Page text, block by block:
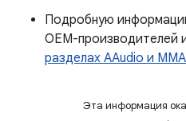
Подробную
OEM-производителей
разделах AAudio и
Эта информация